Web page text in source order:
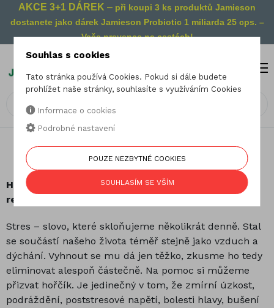
AKCE 3+1 DÁREK – při koupi 3 ks produktů Jamieson
dostanete jako dárek Jamieson Probiotic 1 miliarda 25 cps. –
Vaše prevence na cestách!
0
17.04.2019
Hořčík – podpora vnitřní rovnováhy
Hořčík se zapojuje do více než 300 enzymatických
reakcí v lidském organismu.
Stres – slovo, které skloňujeme několikrát denně. Stal
se součástí našeho života téměř stejně jako vzduch a
dýchání. Vyhnout se mu dá jen těžko, zkusme ho tedy
eliminovat alespoň částečně. Na pomoc si můžeme
přizvat hořčík. Je jedinečný v tom, že zmírní úzkost,
podráždění, poststresové napětí, bolesti hlavy, bušení
Souhlas s cookies
Tato stránka používá Cookies. Pokud si dále budete
prohlížet naše stránky, souhlasíte s využíváním Cookies
Informace o cookies
Podrobné nastavení
POUZE NEZBYTNÉ COOKIES
SOUHLASÍM SE VŠÍM